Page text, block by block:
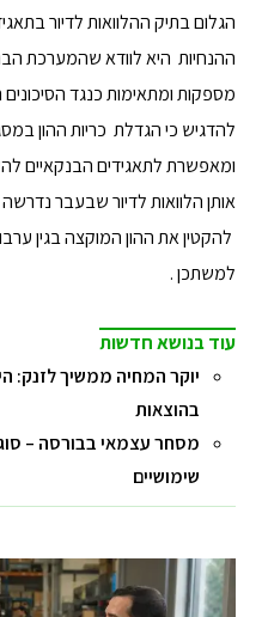
הגלום בתיק ההלוואות לדיור
ההנחיות היא לוודא שהמערכת
מספקות ומתאימות כנגד הסיכונים
להדגיש כי הגדלת כריות ההון
ומאפשרת לתאגידים הבנקאיים
אותן הלוואות לדיור שבעבר
להקטין את ההון המוקצה בגין
למשתכן .
עוד בנושא חדשות
יוקר המחיה ממשיך לזנק:
בהוצאות
מסחר עצמאי בבורסה –
שימושיים